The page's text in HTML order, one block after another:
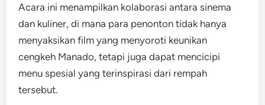
Acara ini menampilkan kolaborasi antara sinema
dan kuliner, di mana para penonton tidak hanya
menyaksikan film yang menyoroti keunikan
cengkeh Manado, tetapi juga dapat mencicipi
menu spesial yang terinspirasi dari rempah
tersebut.